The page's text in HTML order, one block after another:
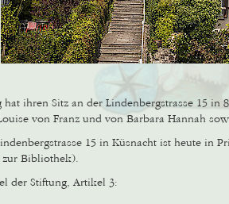
hat ihren Sitz an der Lindenbergstrasse 15 in
von Franz und von Barbara Hannah
15 in Küsnacht ist heute in
Bibliothek).
der Stiftung, Artikel 3: